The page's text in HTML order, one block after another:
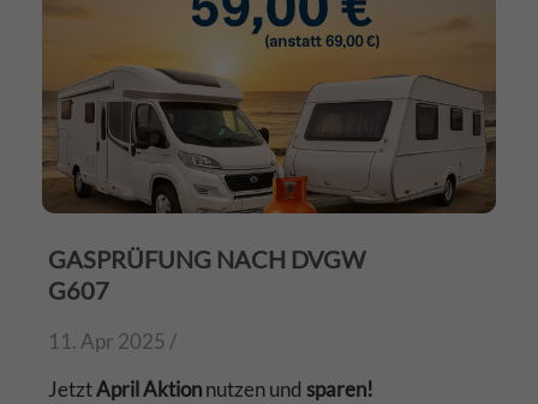
GASPRÜFUNG NACH DVGW
G607
11. Apr 2025 /
JetztApril Aktionnutzen und sparen!